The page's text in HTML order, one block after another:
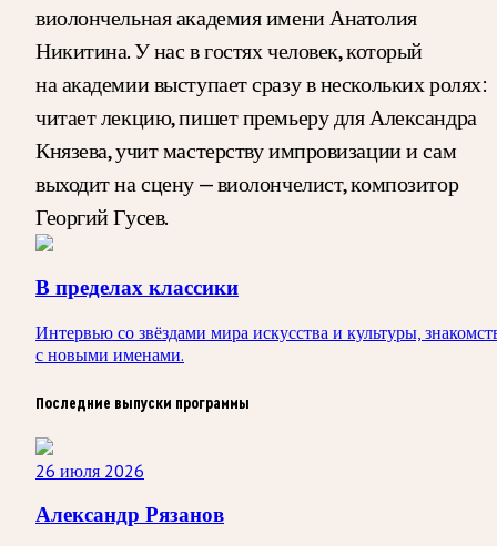
виолончельная академия имени Анатолия
Никитина. У нас в гостях человек, который
на академии выступает сразу в нескольких ролях:
читает лекцию, пишет премьеру для Александра
Князева, учит мастерству импровизации и сам
выходит на сцену — виолончелист, композитор
Георгий Гусев.
В пределах классики
Интервью со звёздами мира искусства и культуры,
с новыми именами.
Последние выпуски программы
26 июля 2026
Александр Рязанов